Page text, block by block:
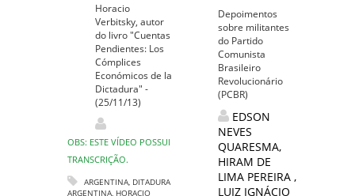
Horacio
Verbitsky, autor
do livro "Cuentas
Pendientes: Los
Cómplices
Económicos de la
Dictadura" -
(25/11/13)
OBS: ESTE VÍDEO POSSUI
TRANSCRIÇÃO.
ARGENTINA, DITADURA
ARGENTINA, HORACIO
Depoimentos
sobre militantes
do Partido
Comunista
Brasileiro
Revolucionário
(PCBR)
EDSON
NEVES
QUARESMA,
HIRAM DE
LIMA PEREIRA ,
LUIZ IGNÁCIO